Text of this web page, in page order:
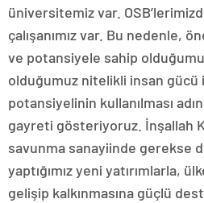
üniversitemiz var.
çalışanımız var. Bu nedenle,
ve potansiyele sahip
olduğumuz nitelikli insan gücü
potansiyelinin kullanılması
gayreti gösteriyoruz. İnşallah
savunma sanayiinde gerekse
yaptığımız yeni yatırımlarla,
gelişip kalkınmasına güçlü